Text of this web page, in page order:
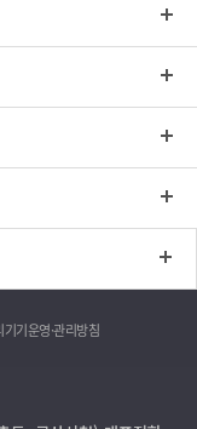
기운영·관리방침